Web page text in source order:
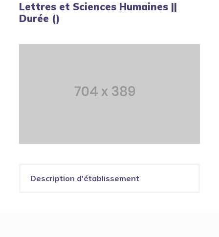
Lettres et Sciences Humaines ||
Durée ()
Description d'établissement